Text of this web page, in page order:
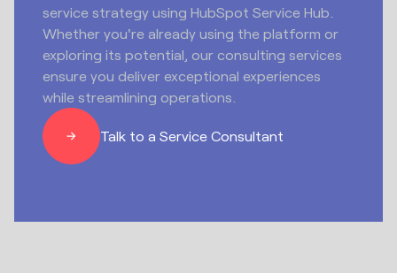
service strategy using HubSpot Service Hub.
Whether you're already using the platform or
exploring its potential, our consulting services
ensure you deliver exceptional experiences
while streamlining operations.
Talk to a Service Consultant